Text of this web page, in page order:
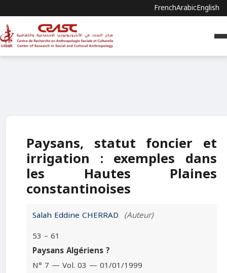
FrenchArabicEnglish
Paysans, statut foncier et
irrigation : exemples dans
les Hautes Plaines
constantinoises
Salah Eddine CHERRAD (Auteur)
53 – 61
Paysans Algériens ?
N° 7 — Vol. 03 — 01/01/1999